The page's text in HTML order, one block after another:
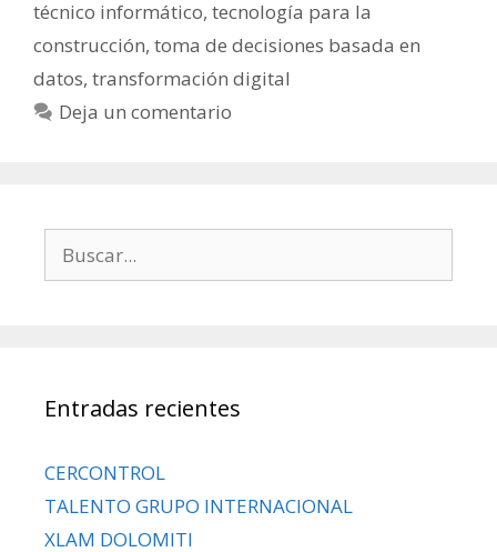
técnico informático, tecnología para la
construcción, toma de decisiones basada en
datos, transformación digital
Deja un comentario
Entradas recientes
CERCONTROL
TALENTO GRUPO INTERNACIONAL
XLAM DOLOMITI